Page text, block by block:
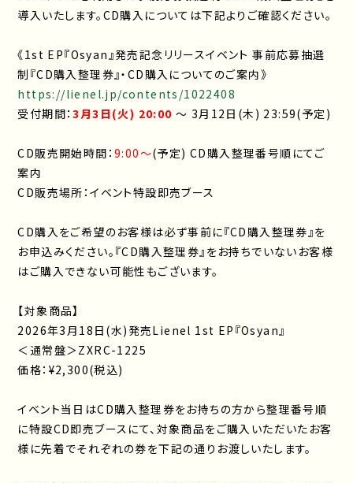
導入いたします。CD購入については下記よりご確認ください。
《1st EP『Osyan』発売記念リリースイベント 事前応募抽選
制『CD購入整理券』・CD購入についてのご案内》
https://lienel.jp/contents/1022408
受付期間：3月3日(火) 20:00 〜 3月12日(木) 23:59(予定)
CD販売開始時間：9:00～(予定) CD購入整理番号順にてご
案内
CD販売場所：イベント特設即売ブース
CD購入をご希望のお客様は必ず事前に『CD購入整理券』を
お申込みください。『CD購入整理券』をお持ちでいないお客様
はご購入できない可能性もございます。
【対象商品】
2026年3月18日(水)発売Lienel 1st EP『Osyan』
＜通常盤＞ZXRC-1225
価格：¥2,300(税込)
イベント当日はCD購入整理券をお持ちの方から整理番号順
に特設CD即売ブースにて、対象商品をご購入いただいたお客
様に先着でそれぞれの券を下記の通りお渡しいたします。